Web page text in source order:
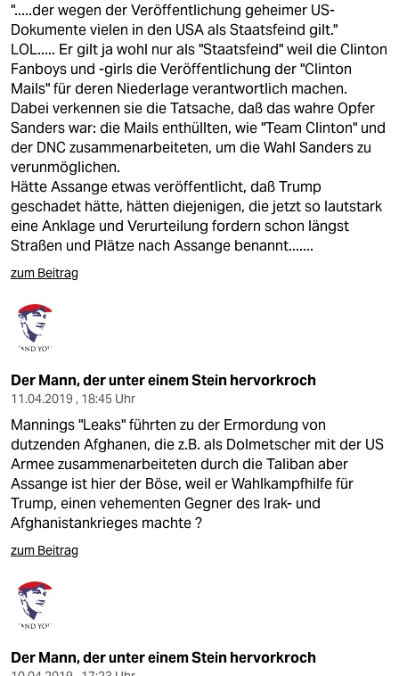
".....der wegen der Veröffentlichung geheimer US-
Dokumente vielen in den USA als Staatsfeind gilt."
LOL..... Er gilt ja wohl nur als "Staatsfeind" weil die Clinton
Fanboys und -girls die Veröffentlichung der "Clinton
Mails" für deren Niederlage verantwortlich machen.
Dabei verkennen sie die Tatsache, daß das wahre Opfer
Sanders war: die Mails enthüllten, wie "Team Clinton" und
der DNC zusammenarbeiteten, um die Wahl Sanders zu
verunmöglichen.
Hätte Assange etwas veröffentlicht, daß Trump
geschadet hätte, hätten diejenigen, die jetzt so lautstark
eine Anklage und Verurteilung fordern schon längst
Straßen und Plätze nach Assange benannt.......
zum Beitrag
Der Mann, der unter einem Stein hervorkroch
11.04.2019 , 18:45 Uhr
Mannings "Leaks" führten zu der Ermordung von
dutzenden Afghanen, die z.B. als Dolmetscher mit der US
Armee zusammenarbeiteten durch die Taliban aber
Assange ist hier der Böse, weil er Wahlkampfhilfe für
Trump, einen vehementen Gegner des Irak- und
Afghanistankrieges machte ?
zum Beitrag
Der Mann, der unter einem Stein hervorkroch